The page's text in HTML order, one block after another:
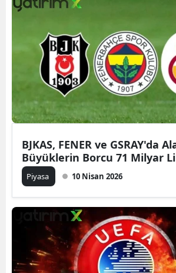
BJKAS, FENER ve GSRAY'da
Büyüklerin Borcu 71 Milyar
Piyasa 10 Nisan 2026